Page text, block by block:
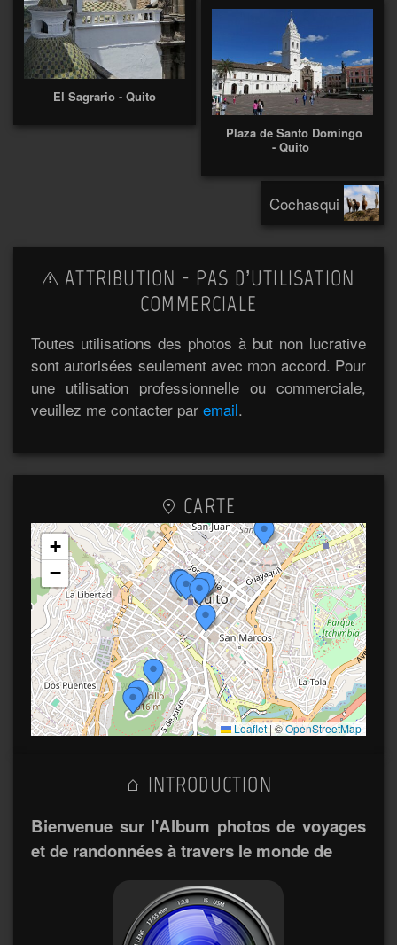
El Sagrario - Quito
Plaza de Santo Domingo
- Quito
Cochasqui
ATTRIBUTION - PAS D’UTILISATION
COMMERCIALE
Toutes utilisations des photos à but non lucrative
sont autorisées seulement avec mon accord. Pour
une utilisation professionnelle ou commerciale,
veuillez me contacter par email.
CARTE
+
−
Leaflet|©OpenStreetMap
INTRODUCTION
Bienvenue sur l'Album photos de voyages
et de randonnées à travers le monde de